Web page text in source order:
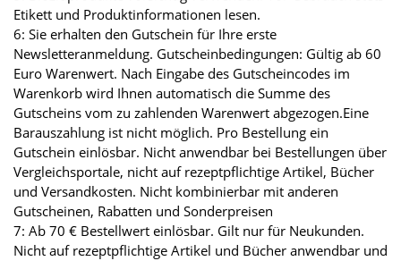
Etikett und Produktinformationen lesen.
6: Sie erhalten den Gutschein für Ihre erste
Newsletteranmeldung. Gutscheinbedingungen: Gültig ab 60
Euro Warenwert. Nach Eingabe des Gutscheincodes im
Warenkorb wird Ihnen automatisch die Summe des
Gutscheins vom zu zahlenden Warenwert abgezogen.Eine
Barauszahlung ist nicht möglich. Pro Bestellung ein
Gutschein einlösbar. Nicht anwendbar bei Bestellungen über
Vergleichsportale, nicht auf rezeptpflichtige Artikel, Bücher
und Versandkosten. Nicht kombinierbar mit anderen
Gutscheinen, Rabatten und Sonderpreisen
7: Ab 70 € Bestellwert einlösbar. Gilt nur für Neukunden.
Nicht auf rezeptpflichtige Artikel und Bücher anwendbar und